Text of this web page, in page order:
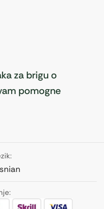
za brigu o
pomogne